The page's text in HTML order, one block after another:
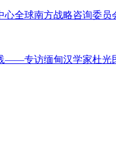
心全球南方战略咨询委员
——专访缅甸汉学家杜光